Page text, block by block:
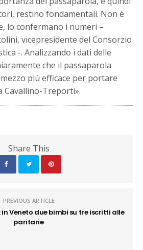
restino fondamentali. Non è
lo confermano i numeri –
vicepresidente del Consorzio
-. Analizzando i dati delle
che il passaparola
più efficace per portare
Cavallino-Treporti».
Share This
PREVIOUS ARTICLE
Veneto due bimbi su tre iscritti alle
paritarie